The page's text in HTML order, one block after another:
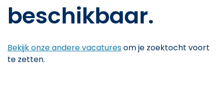
beschikbaar.
Bekijk onze andere vacaturesom je zoektocht voort
te zetten.